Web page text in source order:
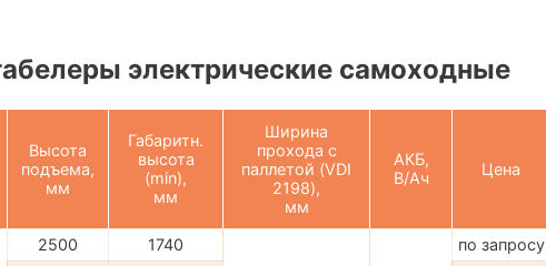
электрические самоходные
Высота
подъема,
мм
Габаритн.
высота
(min),
мм
Ширина
прохода с
паллетой (VDI
2198),
мм
АКБ,
В/Ач
Цена
2500 1740
по запросу